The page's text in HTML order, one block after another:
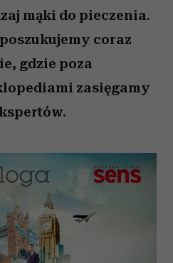
mąki do pieczenia.
coraz
gdzie poza
zasięgamy